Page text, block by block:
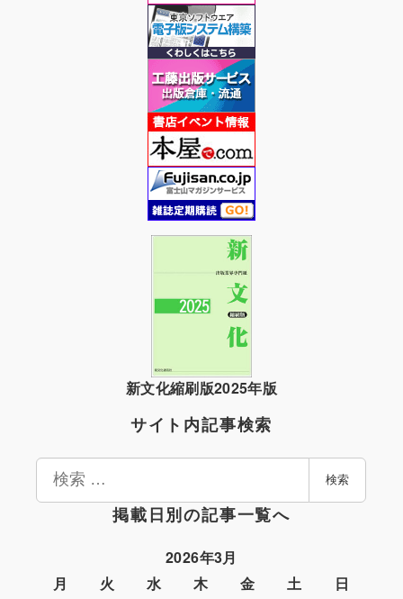
新文化縮刷版2025年版
サイト内記事検索
検
検索
掲載日別の記事一覧へ
2026年3月
月
火 水 木 金 土
日